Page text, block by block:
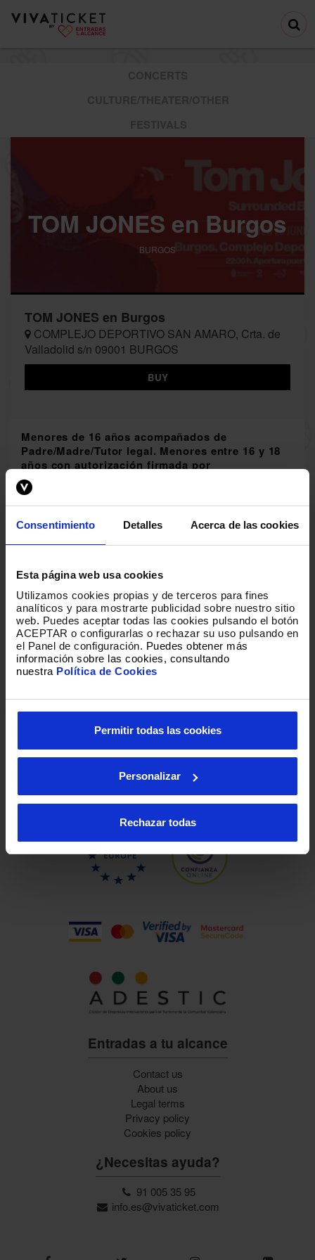
Consentimiento Detalles Acerca de las cookies
Esta página web usa cookies
Utilizamos cookies propias y de terceros para fines
analíticos y para mostrarte publicidad sobre nuestro sitio
web. Puedes aceptar todas las cookies pulsando el botón
ACEPTAR o configurarlas o rechazar su uso pulsando en
el Panel de configuración. Puedes obtener más
información sobre las cookies, consultando
nuestra Política de Cookies
Permitir todas las cookies
Personalizar
Rechazar todas
TOM JONES en Burgos
BURGOS
TOM JONES en Burgos
COMPLEJO DEPORTIVO SAN AMARO, Crta. de
Valladolid s/n 09001 BURGOS
BUY
Menores de 16 años acompañados de
Padre/Madre/Tutor legal. Menores entre 16 y 18
años con autorización firmada por
Padre/Madre/Tutor legal.
DESCARGA AQUÍ TU AUTORIZACIÓN
Loading
Entradas a tu alcance
Contact us
About us
Legal terms
Privacy policy
Cookies policy
¿Necesitas ayuda?
91 005 35 95
info.es@vivaticket.com